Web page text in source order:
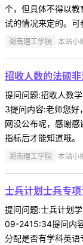
个，但具体不得以
试的情况来定的。可
湖南理工学院 本站小
招收人数的法硕
提问问题:招收人数
3提问内容:老师您好
网没公布呢，感谢
指标后才能知道哦。
湖南理工学院 本站小
士兵计划士兵专
提问问题:士兵计划
09-2415:34提问内
分配是否有学科英